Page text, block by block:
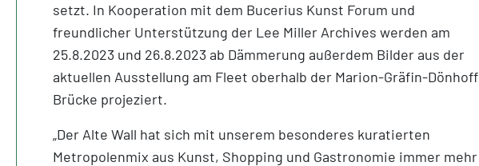
setzt. In Kooperation mit dem Bucerius Kunst Forum und
freundlicher Unterstützung der Lee Miller Archives werden am
25.8.2023 und 26.8.2023 ab Dämmerung außerdem Bilder aus der
aktuellen Ausstellung am Fleet oberhalb der Marion-Gräfin-Dönhoff
Brücke projeziert.
„Der Alte Wall hat sich mit unserem besonderes kuratierten
Metropolenmix aus Kunst, Shopping und Gastronomie immer mehr